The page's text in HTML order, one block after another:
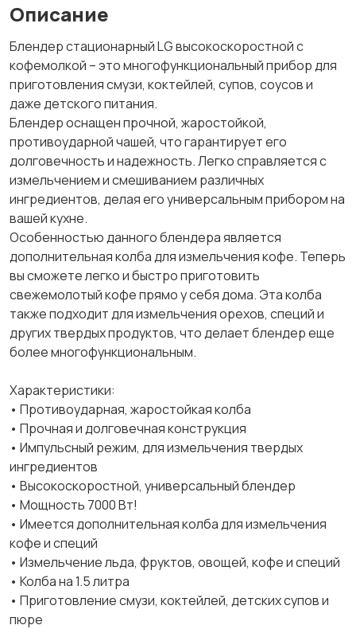
Описание
Блендер стационарный LG высокоскоростной с
кофемолкой – это многофункциональный прибор для
приготовления смузи, коктейлей, супов, соусов и
даже детского питания.
Блендер оснащен прочной, жаростойкой,
противоударной чашей, что гарантирует его
долговечность и надежность. Легко справляется с
измельчением и смешиванием различных
ингредиентов, делая его универсальным прибором на
вашей кухне.
Особенностью данного блендера является
дополнительная колба для измельчения кофе. Теперь
вы сможете легко и быстро приготовить
свежемолотый кофе прямо у себя дома. Эта колба
также подходит для измельчения орехов, специй и
других твердых продуктов, что делает блендер еще
более многофункциональным.
Характеристики:
• Противоударная, жаростойкая колба
• Прочная и долговечная конструкция
• Импульсный режим, для измельчения твердых
ингредиентов
• Высокоскоростной, универсальный блендер
• Мощность 7000 Вт!
• Имеется дополнительная колба для измельчения
кофе и специй
• Измельчение льда, фруктов, овощей, кофе и специй
• Колба на 1.5 литра
• Приготовление смузи, коктейлей, детских супов и
пюре